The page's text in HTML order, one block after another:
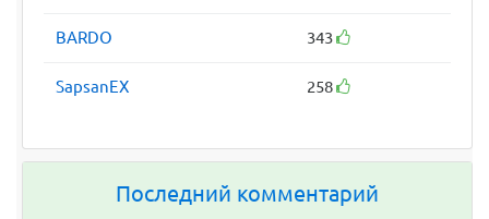
BARDO 343
SapsanEX 258
Последний комментарий